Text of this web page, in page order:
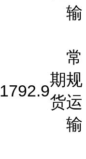
输
1792.9
期
货
常
规
运
输